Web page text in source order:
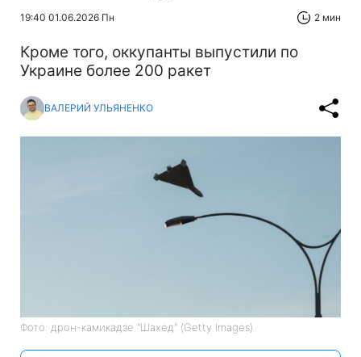
19:40 01.06.2026 Пн 2 мин
Кроме того, оккупанты выпустили по
Украине более 200 ракет
ВАЛЕРИЙ УЛЬЯНЕНКО
Фото: дрон-камикадзе "Шахед" (Getty Images)